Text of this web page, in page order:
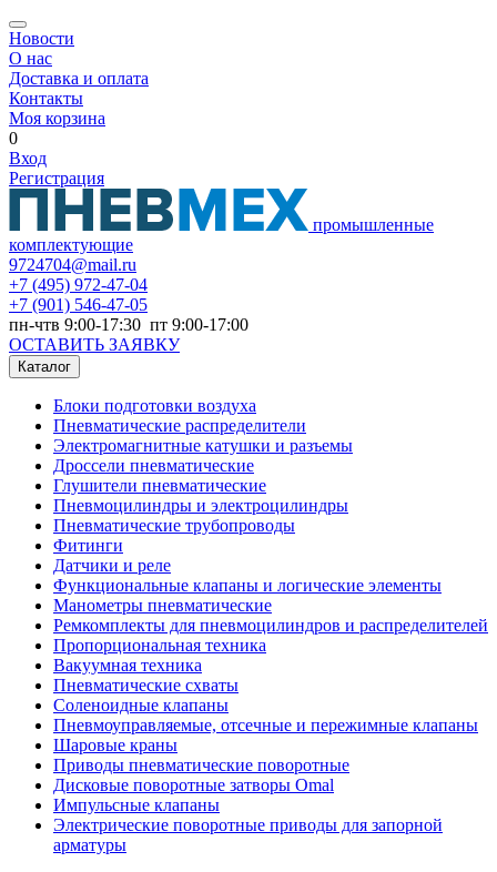
Новости
О нас
Доставка и оплата
Контакты
Моя корзина
0
Вход
Регистрация
промышленные
комплектующие
9724704@mail.ru
+7 (495) 972-47-04
+7 (901) 546-47-05
пн-чтв 9:00-17:30 пт 9:00-17:00
ОСТАВИТЬ ЗАЯВКУ
Каталог
Блоки подготовки воздуха
Пневматические распределители
Электромагнитные катушки и разъемы
Дроссели пневматические
Глушители пневматические
Пневмоцилиндры и электроцилиндры
Пневматические трубопроводы
Фитинги
Датчики и реле
Функциональные клапаны и логические элементы
Манометры пневматические
Ремкомплекты для пневмоцилиндров и распределителей
Пропорциональная техника
Вакуумная техника
Пневматические схваты
Соленоидные клапаны
Пневмоуправляемые, отсечные и пережимные клапаны
Шаровые краны
Приводы пневматические поворотные
Дисковые поворотные затворы Omal
Импульсные клапаны
Электрические поворотные приводы для запорной
арматуры